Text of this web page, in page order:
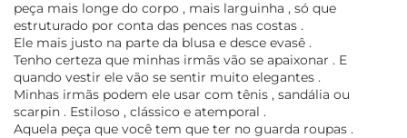
peça mais longe do corpo , mais larguinha , só que
estruturado por conta das pences nas costas .
Ele mais justo na parte da blusa e desce evasê .
Tenho certeza que minhas irmãs vão se apaixonar . E
quando vestir ele vão se sentir muito elegantes .
Minhas irmãs podem ele usar com tênis , sandália ou
scarpin . Estiloso , clássico e atemporal .
Aquela peça que você tem que ter no guarda roupas .